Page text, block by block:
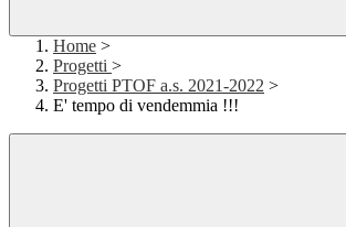
Home >
Progetti >
Progetti PTOF a.s. 2021-2022 >
E' tempo di vendemmia !!!